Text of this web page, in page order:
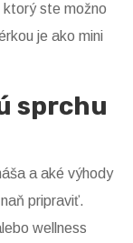
ste možno
je ako mini
sprchu
a aké výhody
pripraviť.
wellness